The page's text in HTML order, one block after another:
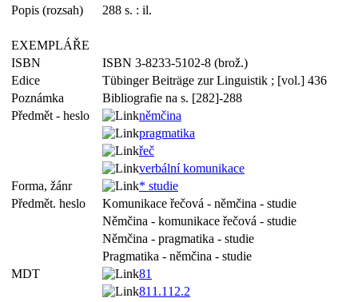
Popis (rozsah)
288 s. : il.
EXEMPLÁŘE
ISBN
ISBN 3-8233-5102-8 (brož.)
Edice
Tübinger Beiträge zur Linguistik ; [vol.] 436
Poznámka
Bibliografie na s. [282]-288
Předmět - heslo
němčina
pragmatika
řeč
verbální komunikace
Forma, žánr
* studie
Předmět. heslo
Komunikace řečová - němčina - studie
Němčina - komunikace řečová - studie
Němčina - pragmatika - studie
Pragmatika - němčina - studie
MDT
81
811.112.2